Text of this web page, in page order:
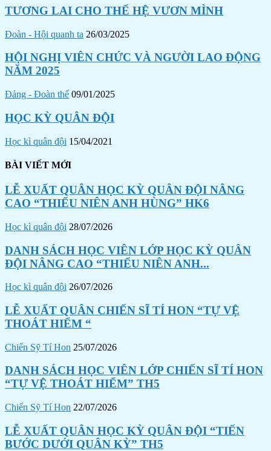
TƯƠNG LAI CHO THẾ HỆ VƯƠN MÌNH
Đoàn - Hội quanh ta 26/03/2025
HỘI NGHỊ VIÊN CHỨC VÀ NGƯỜI LAO ĐỘNG
NĂM 2025
Đảng - Đoàn thể 09/01/2025
HỌC KỲ QUÂN ĐỘI
Học kì quân đội 15/04/2021
BÀI VIẾT MỚI
LỄ XUẤT QUÂN HỌC KỲ QUÂN ĐỘI NÂNG
CAO “THIẾU NIÊN ANH HÙNG” HK6
Học kì quân đội 28/07/2026
DANH SÁCH HỌC VIÊN LỚP HỌC KỲ QUÂN
ĐỘI NÂNG CAO “THIẾU NIÊN ANH...
Học kì quân đội 26/07/2026
LỄ XUẤT QUÂN CHIẾN SĨ TÍ HON “TỰ VỆ
THOÁT HIỂM “
Chiến Sỹ Tí Hon 25/07/2026
DANH SÁCH HỌC VIÊN LỚP CHIẾN SĨ TÍ HON
“TỰ VỆ THOÁT HIỂM” TH5
Chiến Sỹ Tí Hon 22/07/2026
LỄ XUẤT QUÂN HỌC KỲ QUÂN ĐỘI “TIẾN
BƯỚC DƯỚI QUÂN KỲ” TH5